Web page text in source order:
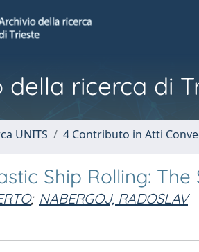
della ricerca di
UNITS 4 Contributo in Atti
Ship Rolling:
; NABERGOJ, RADOSLAV